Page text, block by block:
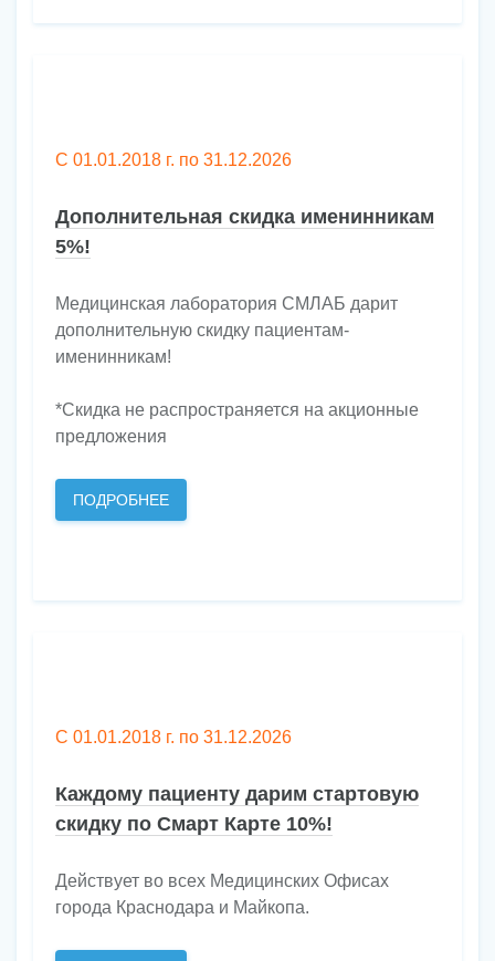
С 01.01.2018 г. по 31.12.2026
Дополнительная скидка именинникам
5%!
Медицинская лаборатория СМЛАБ дарит
дополнительную скидку пациентам-
именинникам!
*Скидка не распространяется на акционные
предложения
ПОДРОБНЕЕ
С 01.01.2018 г. по 31.12.2026
Каждому пациенту дарим стартовую
скидку по Смарт Карте 10%!
Действует во всех Медицинских Офисах
города Краснодара и Майкопа.